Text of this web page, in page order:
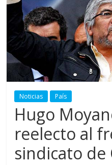
Noticias País
Hugo
reelecto al
sindicato de